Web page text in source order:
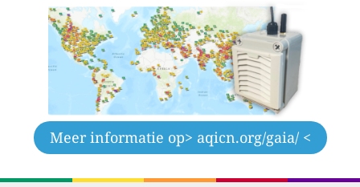
Meer informatie op> aqicn.org/gaia/ <